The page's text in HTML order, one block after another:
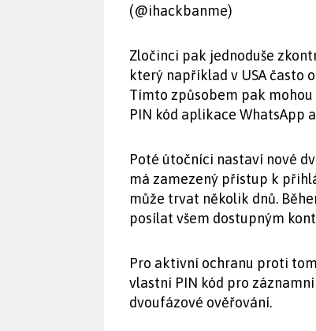
(@ihackbanme)
Zločinci pak jednoduše
který například v USA často
Tímto způsobem pak
PIN kód aplikace WhatsApp
Poté útočníci nastaví nové
má zamezený přístup k
může trvat několik dnů.
posílat všem dostupným
Pro aktivní ochranu proti
vlastní PIN kód pro
dvoufázové ověřování.